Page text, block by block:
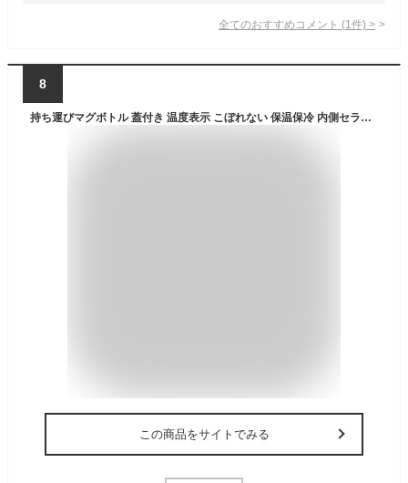
全てのおすすめコメント (1 件) >
8
持ち運びマグボトル 蓋付き 温度表示 こぼれない 保温保冷 内側セラミック層 コーヒーマッグ 真空断熱 二重構造 500ml コップ水筒 直飲み 保温マグ フタ付き マグボトル 温度表示 プレゼント用 ビジネス用 男女兼用 2色 セラミック層
この商品をサイトでみる